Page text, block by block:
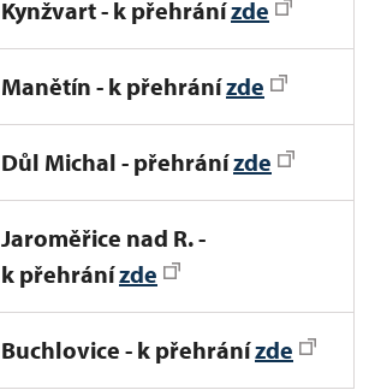
Kynžvart - k přehránízde
Manětín - k přehránízde
Důl Michal - přehránízde
Jaroměřice nad R. -
k přehránízde
Buchlovice - k přehránízde